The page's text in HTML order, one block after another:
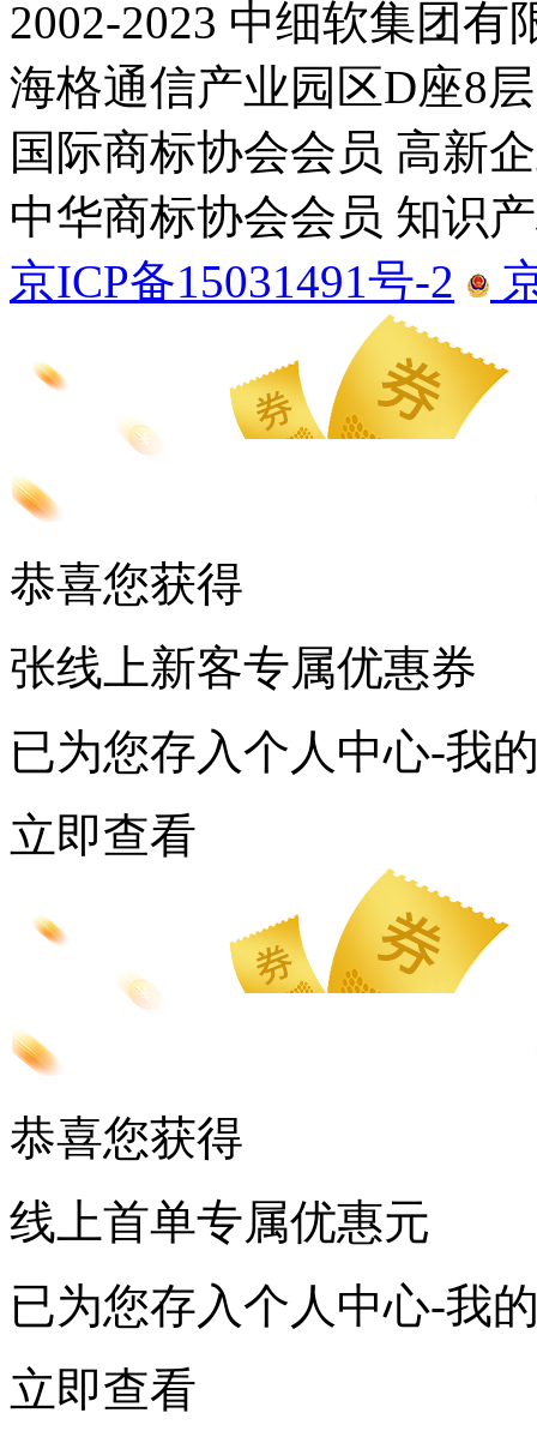
2002-2023 中细软集团
海格通信产业园区D座8层
国际商标协会会员 高新
中华商标协会会员 知识
京ICP备15031491号-2
恭喜您获得
张线上新客专属优惠券
已为您存入个人中心-我
立即查看
恭喜您获得
线上首单专属优惠元
已为您存入个人中心-我
立即查看